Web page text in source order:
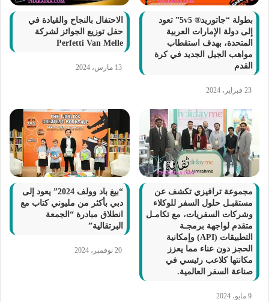
بطولة “جاتوريد® 5v5” تعود
إلى دولة الإمارات العربية
المتحدة، بهدف استقطاب
مواهب الجيل الجديد في كرة
القدم
23 فبراير، 2024
الاحتفال بالنجاح والقيادة في
حفل توزيع الجوائز لشركة
Perfetti Van Melle
13 مارس، 2024
مجموعة ترافيزي تكشف عن
مستقبـل حلول السفر للوكلاء
وشركات السفريات، مع تكامـل
متقدم لواجهة برمجـة
التطبيقات (API) وإمكانية
الحجز دون عناء مما يعزز
مكانتها كلاعب رئيسي في
صناعة السفر العالمية.
9 مايو، 2024
“بيغ باد وولف 2024” يعود إلى
دبي بأكثر من مليوني كتاب مع
انطلاق مبادرة “الجمعة
البرتقالية”
20 نوفمبر، 2024